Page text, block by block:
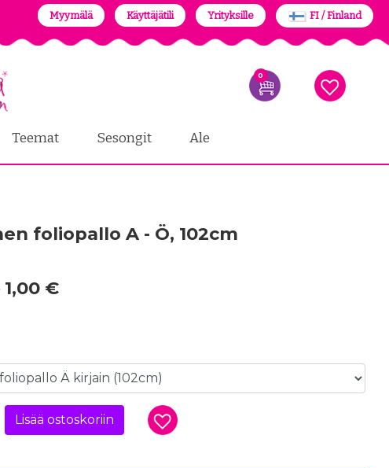
Myymälä Käyttäjätili Yrityksille FI / Finland
0
Teemat Sesongit Ale
foliopallo A - Ö, 102cm
1,00 €
Lisää ostoskoriin